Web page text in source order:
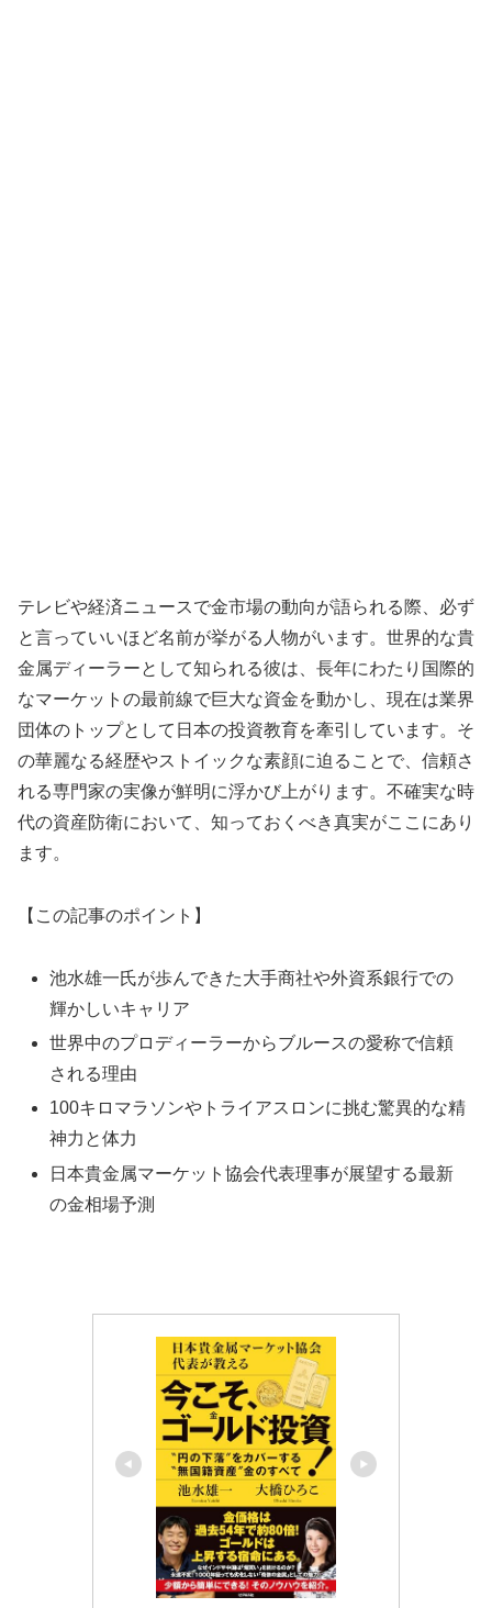
テレビや経済ニュースで金市場の動向が語られる際、必ず
と言っていいほど名前が挙がる人物がいます。世界的な貴
金属ディーラーとして知られる彼は、長年にわたり国際的
なマーケットの最前線で巨大な資金を動かし、現在は業界
団体のトップとして日本の投資教育を牽引しています。そ
の華麗なる経歴やストイックな素顔に迫ることで、信頼さ
れる専門家の実像が鮮明に浮かび上がります。不確実な時
代の資産防衛において、知っておくべき真実がここにあり
ます。
【この記事のポイント】
池水雄一氏が歩んできた大手商社や外資系銀行での
輝かしいキャリア
世界中のプロディーラーからブルースの愛称で信頼
される理由
100キロマラソンやトライアスロンに挑む驚異的な精
神力と体力
日本貴金属マーケット協会代表理事が展望する最新
の金相場予測